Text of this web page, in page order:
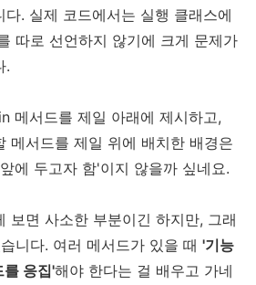
다. 실제 코드에서는 실행 클래스에
따로 선언하지 않기에 크게 문제가
.
메서드를 제일 아래에 제시하고,
메서드를 제일 위에 배치한 배경은
에 두고자 함'이지 않을까 싶네요.
보면 사소한 부분이긴 하지만, 그래
니다. 여러 메서드가 있을 때 '기능
를 응집'해야 한다는 걸 배우고 가네